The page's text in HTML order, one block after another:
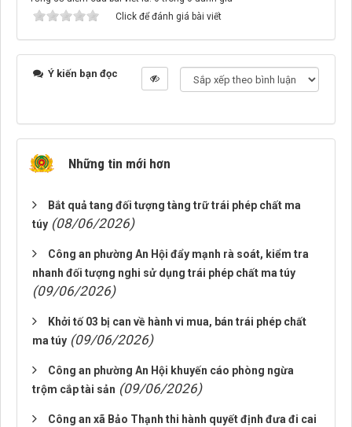
Click để đánh giá bài viết
Ý kiến bạn đọc
Những tin mới hơn
Bắt quả tang đối tượng tàng trữ trái phép chất ma
túy (08/06/2026)
Công an phường An Hội đẩy mạnh rà soát, kiểm tra
nhanh đối tượng nghi sử dụng trái phép chất ma túy
(09/06/2026)
Khởi tố 03 bị can về hành vi mua, bán trái phép chất
ma túy (09/06/2026)
Công an phường An Hội khuyến cáo phòng ngừa
trộm cắp tài sản (09/06/2026)
Công an xã Bảo Thạnh thi hành quyết định đưa đi cai